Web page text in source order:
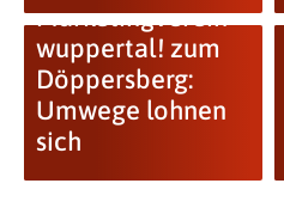
Marketingverein
wuppertal! zum
Döppersberg:
Umwege lohnen
sich